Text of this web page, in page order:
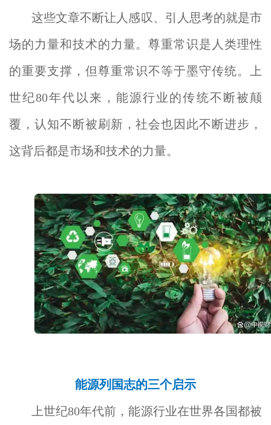
这些文章不断让人感叹、引人思考的就是市
场的力量和技术的力量。尊重常识是人类理性
的重要支撑，但尊重常识不等于墨守传统。上
世纪80年代以来，能源行业的传统不断被颠
覆，认知不断被刷新，社会也因此不断进步，
这背后都是市场和技术的力量。
能源列国志的三个启示
上世纪80年代前，能源行业在世界各国都被